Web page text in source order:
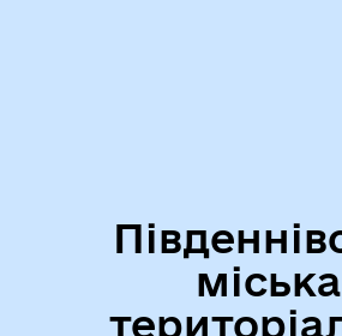
міська